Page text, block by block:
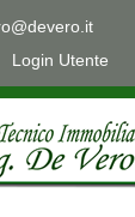
Login Utente